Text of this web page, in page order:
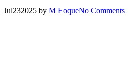
Jul232025 by M HoqueNo Comments